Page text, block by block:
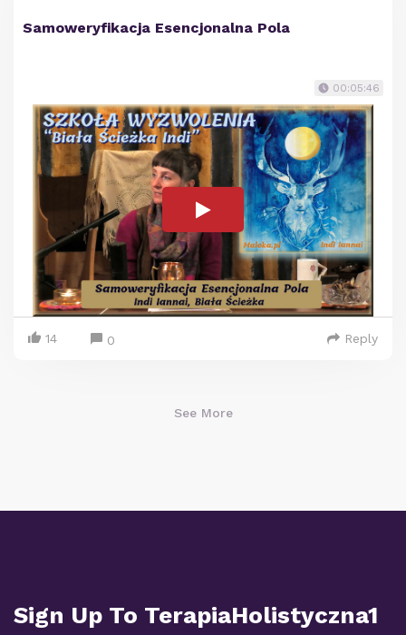
Samoweryfikacja Esencjonalna Pola
00:05:46
14 0 Reply
See More
Sign Up To TerapiaHolistyczna1